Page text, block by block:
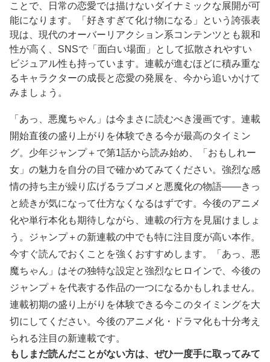
ことで、日常の恋愛では描けないダイナミックな展開が可
能になります。「好きすぎて化け物になる」という誇張表
現は、現代のオーバーリアクション系コンテンツとも親和
性が高く、SNSで「面白い場面」として拡散されやすい
ビジュアル性も持っています。連載が進むほどに積み重な
るキャラクターの成長と恋愛の発展を、今から追いかけて
みましょう。
「あっ、悪魔ちゃん」は今まさに読むべき漫画です。連載
開始直後の盛り上がりを体験できる今が最高のタイミン
グ。少年ジャンプ＋で第1話から読み始め、「おもしれー
女」の魅力を自分の目で確かめてみてください。強烈な感
情の持ち主が繰り広げるラブコメと悪魔化の物語——きっ
と続きが気になって仕方なくなるはずです。今後のアニメ
化や単行本化も期待しながら、連載の行方を見届けましょ
う。ジャンプ＋の新連載の中でも特に注目度が高い本作。
今すぐ読んでおくことを強くおすすめします。「あっ、悪
魔ちゃん」はその独特な設定と強烈なヒロインで、今後の
ジャンプ＋を代表する作品の一つになるかもしれません。
連載初期の盛り上がりを体験できる今このタイミングを大
切にしてください。今後のアニメ化・ドラマ化も十分考え
られる注目の新連載です。
もしまだ読んだことがない方は、ぜひ一度手に取ってみて